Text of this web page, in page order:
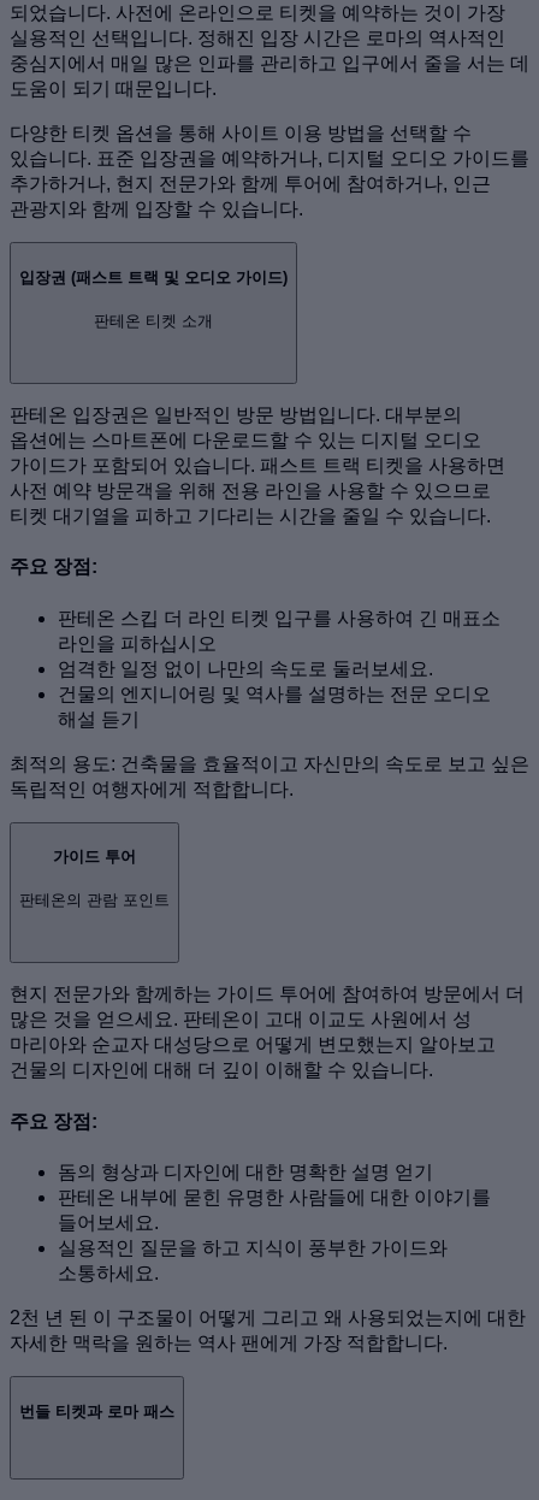
되었습니다. 사전에 온라인으로 티켓을 예약하는 것이 가장
실용적인 선택입니다. 정해진 입장 시간은 로마의 역사적인
중심지에서 매일 많은 인파를 관리하고 입구에서 줄을 서는 데
도움이 되기 때문입니다.
다양한 티켓 옵션을 통해 사이트 이용 방법을 선택할 수
있습니다. 표준 입장권을 예약하거나, 디지털 오디오 가이드를
추가하거나, 현지 전문가와 함께 투어에 참여하거나, 인근
관광지와 함께 입장할 수 있습니다.
입장권 (패스트 트랙 및 오디오 가이드)
판테온 티켓 소개
판테온 입장권은 일반적인 방문 방법입니다. 대부분의
옵션에는 스마트폰에 다운로드할 수 있는 디지털 오디오
가이드가 포함되어 있습니다. 패스트 트랙 티켓을 사용하면
사전 예약 방문객을 위해 전용 라인을 사용할 수 있으므로
티켓 대기열을 피하고 기다리는 시간을 줄일 수 있습니다.
주요 장점:
판테온 스킵 더 라인 티켓 입구를 사용하여 긴 매표소
라인을 피하십시오
엄격한 일정 없이 나만의 속도로 둘러보세요.
건물의 엔지니어링 및 역사를 설명하는 전문 오디오
해설 듣기
최적의 용도: 건축물을 효율적이고 자신만의 속도로 보고 싶은
독립적인 여행자에게 적합합니다.
가이드 투어
판테온의 관람 포인트
현지 전문가와 함께하는 가이드 투어에 참여하여 방문에서 더
많은 것을 얻으세요. 판테온이 고대 이교도 사원에서 성
마리아와 순교자 대성당으로 어떻게 변모했는지 알아보고
건물의 디자인에 대해 더 깊이 이해할 수 있습니다.
주요 장점:
돔의 형상과 디자인에 대한 명확한 설명 얻기
판테온 내부에 묻힌 유명한 사람들에 대한 이야기를
들어보세요.
실용적인 질문을 하고 지식이 풍부한 가이드와
소통하세요.
2천 년 된 이 구조물이 어떻게 그리고 왜 사용되었는지에 대한
자세한 맥락을 원하는 역사 팬에게 가장 적합합니다.
번들 티켓과 로마 패스